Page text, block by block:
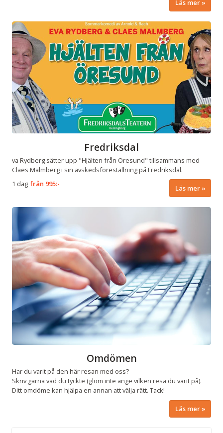
Läs mer
Fredriksdal
va Rydberg sätter upp "Hjälten från Öresund" tillsammans med
Claes Malmberg i sin avskedsföreställning på Fredriksdal.
1 dag från 995:- Läs mer
Omdömen
Har du varit på den här resan med oss?
Skriv gärna vad du tyckte (glöm inte ange vilken resa du varit på).
Ditt omdöme kan hjälpa en annan att välja rätt. Tack!
Läs mer